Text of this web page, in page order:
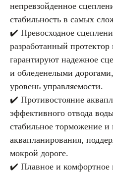
непревзойденное
стабильность в самых
✔️ Превосходное
разработанный
гарантируют надежное
и обледенелыми
уровень управляемости.
✔️ Противостояние
эффективного отвода
стабильное торможение и
аквапланирования,
мокрой дороге.
✔️ Плавное и